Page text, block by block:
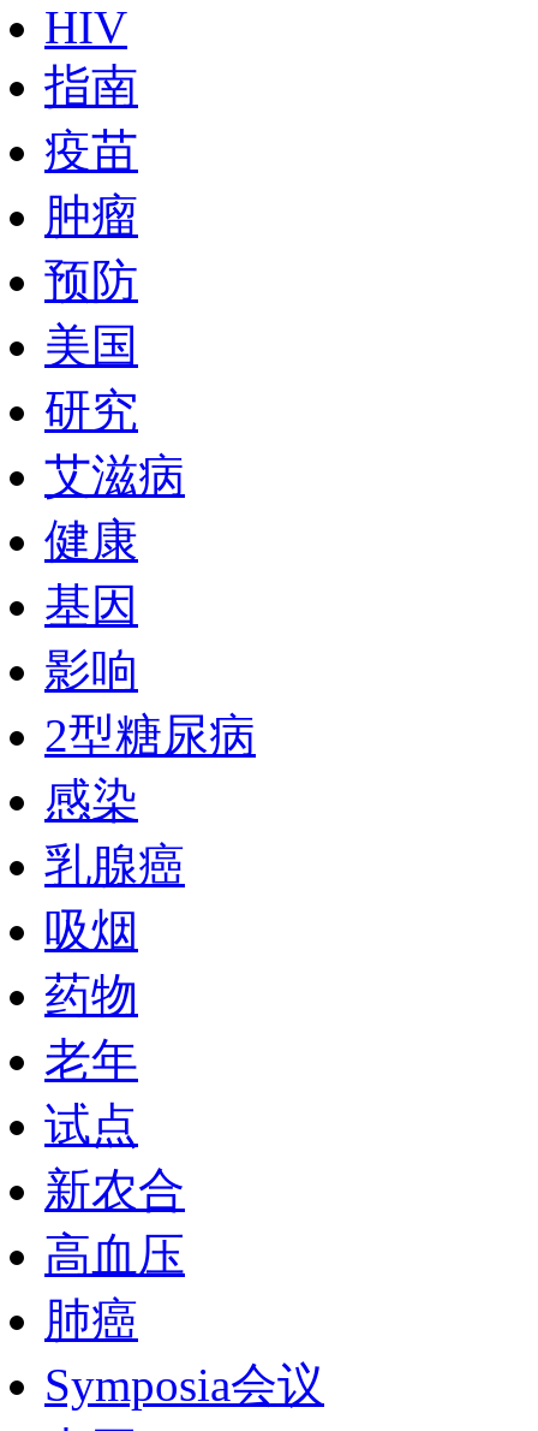
HIV
指南
疫苗
肿瘤
预防
美国
研究
艾滋病
健康
基因
影响
2型糖尿病
感染
乳腺癌
吸烟
药物
老年
试点
新农合
高血压
肺癌
Symposia会议